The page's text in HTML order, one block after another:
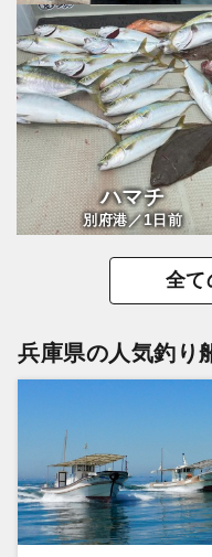
ハマチ
別府港／1日前
全て
兵庫県の人気釣り